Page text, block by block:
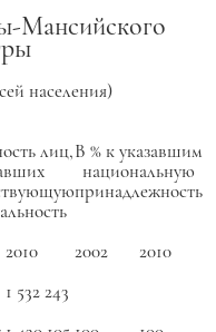
Мансийского
населения)
лиц,В % к указавшим
национальную
принадлежность
2010 2002
2010
1 532 243